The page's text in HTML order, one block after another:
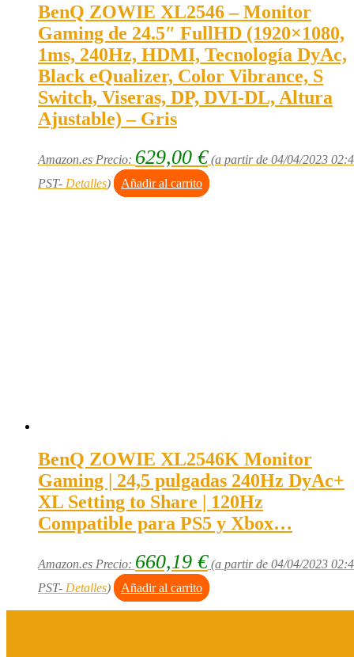
BenQ ZOWIE XL2546 – Monitor
Gaming de 24.5″ FullHD (1920×1080,
1ms, 240Hz, HDMI, Tecnología DyAc,
Black eQualizer, Color Vibrance, S
Switch, Viseras, DP, DVI-DL, Altura
Ajustable) – Gris
Amazon.es Precio: 629,00 € (a partir de 04/04/2023
PST- Detalles) Añadir al carrito
BenQ ZOWIE XL2546K Monitor
Gaming | 24,5 pulgadas 240Hz DyAc+
XL Setting to Share | 120Hz
Compatible para PS5 y Xbox…
Amazon.es Precio: 660,19 € (a partir de 04/04/2023
PST- Detalles) Añadir al carrito